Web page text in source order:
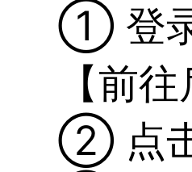
① 登
【前
② 点